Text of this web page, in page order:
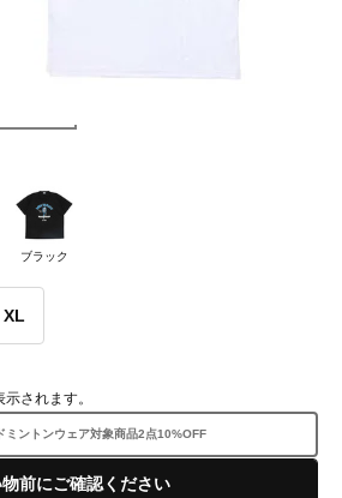
ブラック
XL
されます。
ミントンウェア対象商品2点10%OFF
前にご確認ください